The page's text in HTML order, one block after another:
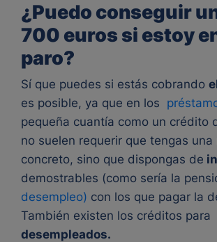
¿Puedo conseguir
700 euros si estoy
paro?
Sí que puedes si estás cobrando
es posible, ya que en los
pequeña cuantía como un crédito
no suelen requerir que tengas una
concreto, sino que dispongas de
demostrables (como sería la
desempleo) con los que pagar la
También existen los créditos para
desempleados.